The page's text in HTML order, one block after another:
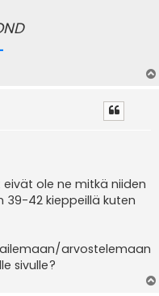
eivät ole ne mitkä niiden
42 kieppeillä kuten
arvostelemaan
sivulle?